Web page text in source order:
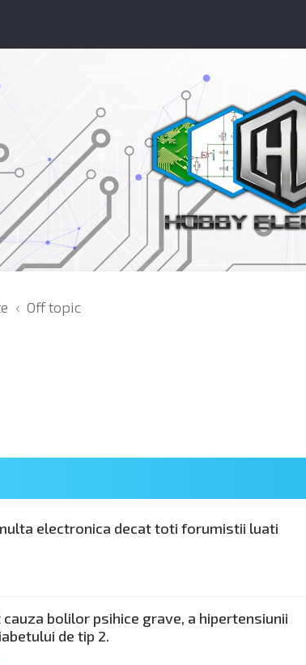
Off topic
electronica decat toti forumistii luati
bolilor psihice grave, a hipertensiunii
de tip 2.